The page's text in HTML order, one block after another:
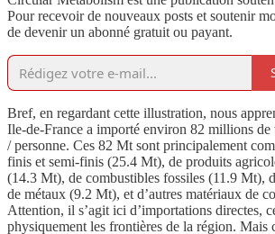
Pour recevoir de nouveaux posts et soutenir
de devenir un abonné gratuit ou payant.
Bref, en regardant cette illustration, nous
Ile-de-France a importé environ 82 millions de
/ personne. Ces 82 Mt sont principalement
finis et semi-finis (25.4 Mt), de produits
(14.3 Mt), de combustibles fossiles (11.9 Mt),
de métaux (9.2 Mt), et d’autres matériaux de
Attention, il s’agit ici d’importations directes,
physiquement les frontières de la région. Mais